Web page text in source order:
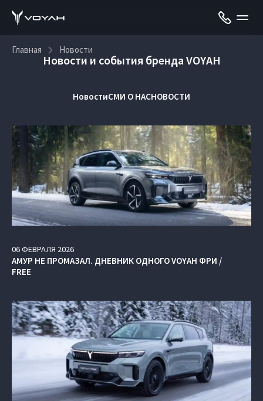
Главная Новости
Новости и события бренда VOYAH
НовостиСМИ О НАСНОВОСТИ
06ФЕВРАЛЯ 2026
АМУР НЕ ПРОМАЗАЛ. ДНЕВНИК ОДНОГО VOYAH ФРИ /
FREE